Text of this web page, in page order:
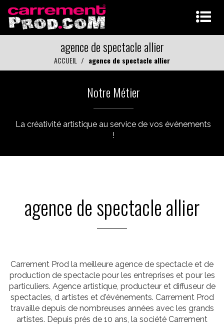
agence de spectacle allier
ACCUEIL agence de spectacle allier
Notre Métier
La créativité artistique au service de vos événements
!
agence de spectacle allier
Carrement Prod la meilleure agence de spectacle et de
production de spectacle pour les entreprises et pour les
particuliers. Agence artistique, producteur et diffuseur de
spectacles, d artistes et d'événements. Carrement Prod
travaille depuis de nombreuses années avec les grands
artistes. Depuis prés de 10 ans, la société Carrement